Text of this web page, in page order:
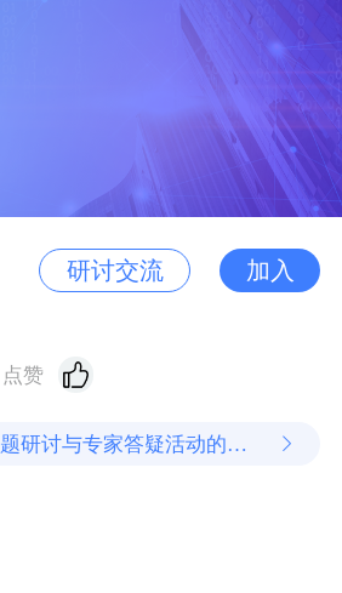
研讨交流 加入
点赞
关于组织开展主题研讨与专家答疑活动的通知